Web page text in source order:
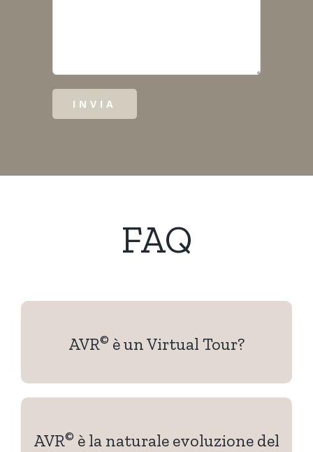
FAQ
AVR© è un Virtual Tour?
AVR© è la naturale evoluzione del